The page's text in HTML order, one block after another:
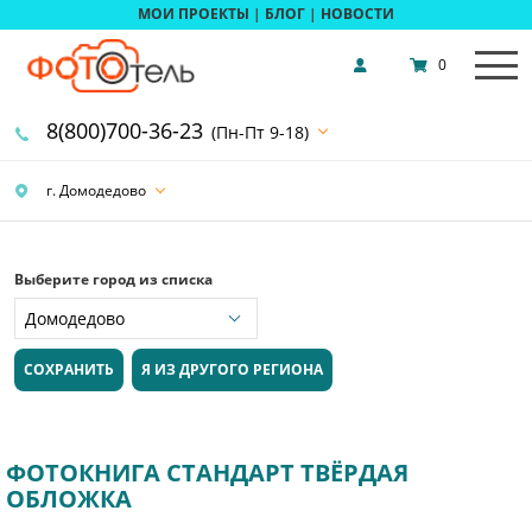
МОИ ПРОЕКТЫ | БЛОГ | НОВОСТИ
г. Домодедово
8(800)700-36-23 (Пн-Пт 9-18)
0
Выберите город из списка
СОХРАНИТЬ Я ИЗ ДРУГОГО РЕГИОНА
ФОТОКНИГА СТАНДАРТ ТВЁРДАЯ
ОБЛОЖКА